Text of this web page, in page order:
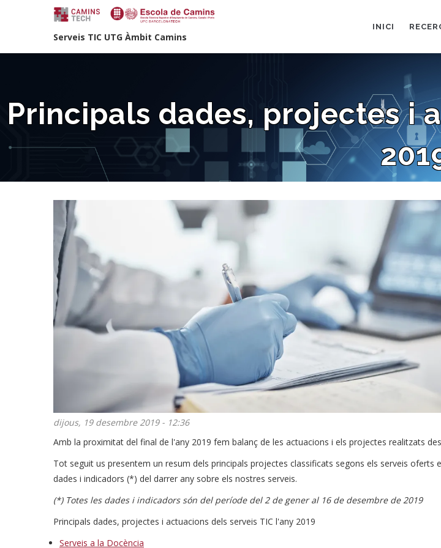
Serveis TIC UTG Àmbit Camins
INICI
Principals dades, projectes i
Image
dijous, 19 desembre 2019 - 12:36
Amb la proximitat del final de l'any 2019 fem balanç de les actuacions i els projectes realitzats
Tot seguit us presentem un resum dels principals projectes classificats segons els serveis oferts
dades i indicadors (*) del darrer any sobre els nostres serveis.
(*) Totes les dades i indicadors són del període del 2 de gener al 16 de desembre de 2019
Principals dades, projectes i actuacions dels serveis TIC l'any 2019
Serveis a la Docència